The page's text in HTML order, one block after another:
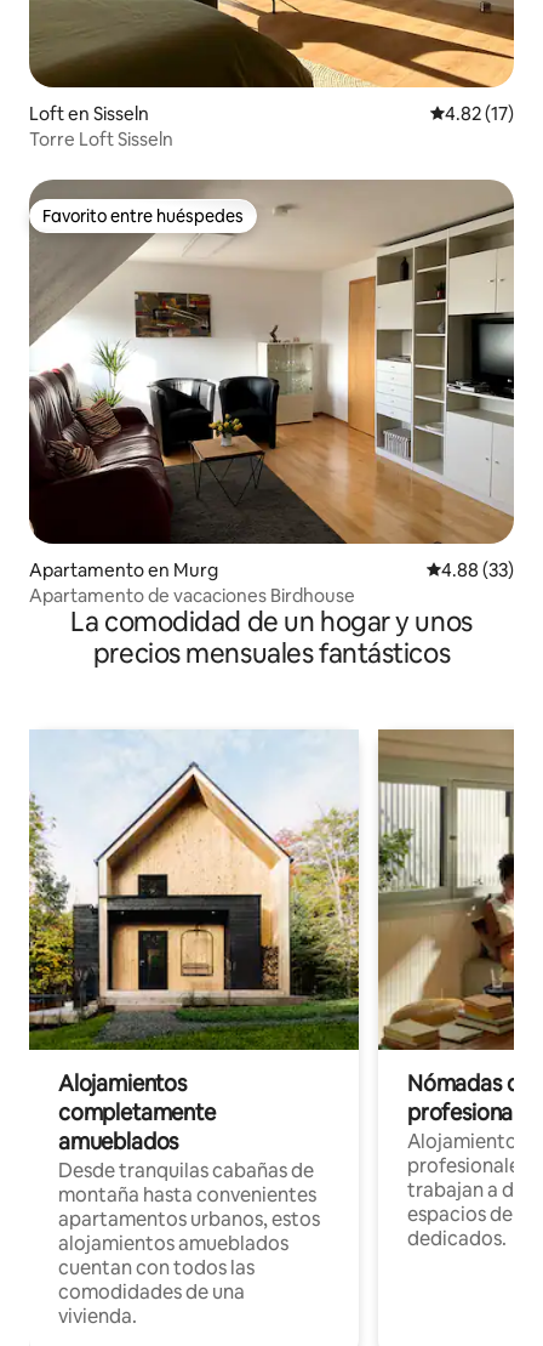
Loft en Sisseln Calificación
4.82 (17)
Torre Loft Sisseln
Favorito entre huéspedes
Favorito entre huéspedes
Apartamento en Murg Calificación
4.88 (33)
Apartamento de vacaciones Birdhouse
La comodidad de un hogar y unos
precios mensuales fantásticos
Alojamientos
completamente
amueblados
Desde tranquilas cabañas de
montaña hasta convenientes
apartamentos urbanos, estos
alojamientos amueblados
cuentan con todos las
comodidades de una
vivienda.
Nómadas
Alojamientos
profesionales
trabajan a
espacios de
dedicados.